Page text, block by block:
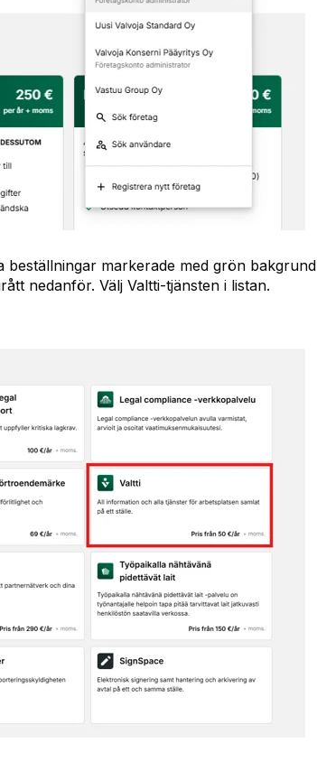
beställningar markerade med grön bakgrund
nedanför. Välj Valtti-tjänsten i listan.